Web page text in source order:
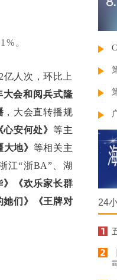
。
人次，环比上
大会和阅兵式隆
，大会直转播规
安何处》 等主
地》 等相关主
江“浙BA”、湖
》《欢乐家长群
她们》《王牌对
24